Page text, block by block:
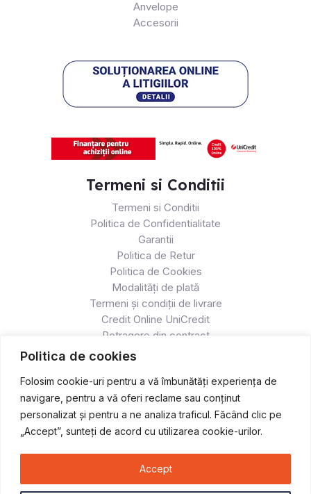
Politica de cookies
Folosim cookie-uri pentru a vă îmbunătăți experiența de
navigare, pentru a vă oferi reclame sau conținut
personalizat și pentru a ne analiza traficul. Făcând clic pe
„Accept”, sunteți de acord cu utilizarea cookie-urilor.
Accept
Anvelope
Accesorii
Termeni si Conditii
Termeni si Conditii
Politica de Confidentialitate
Garantii
Politica de Retur
Politica de Cookies
Modalități de plată
Termeni și condiții de livrare
Credit Online UniCredit
Retragere din contract
Copyright © 2026 Atv & Moto - Race